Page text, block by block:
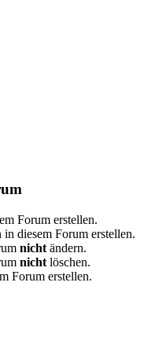
Forum erstellen.
diesem Forum erstellen.
nicht ändern.
nicht löschen.
Forum erstellen.